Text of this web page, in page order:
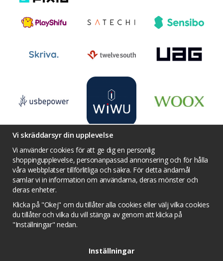
Villkor Kontakta oss
Facebook
Twitter
YouTube
Prisjakt
Integritets sekretesspolicy
Tävlingsvillkor
Om cookies
Cookie inställningar
Vi skräddarsyr din upplevelse
Vi använder cookies för att ge dig en personlig
shoppingupplevelse, personanpassad annonsering och för hålla
våra webbplatser tillförlitliga och säkra. För detta ändamål
samlar vi in information om användarna, deras mönster och
deras enheter.
Klicka på "Okej" om du tillåter alla cookies eller välj vilka cookies
du tillåter och vilka du vill stänga av genom att klicka på
"Inställningar" nedan.
Inställningar